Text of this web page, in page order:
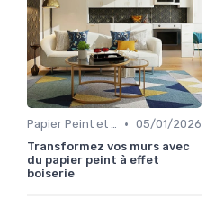
Papier Peint et Revêtements Muraux • 05/01/2026
Transformez vos murs avec
du papier peint à effet
boiserie